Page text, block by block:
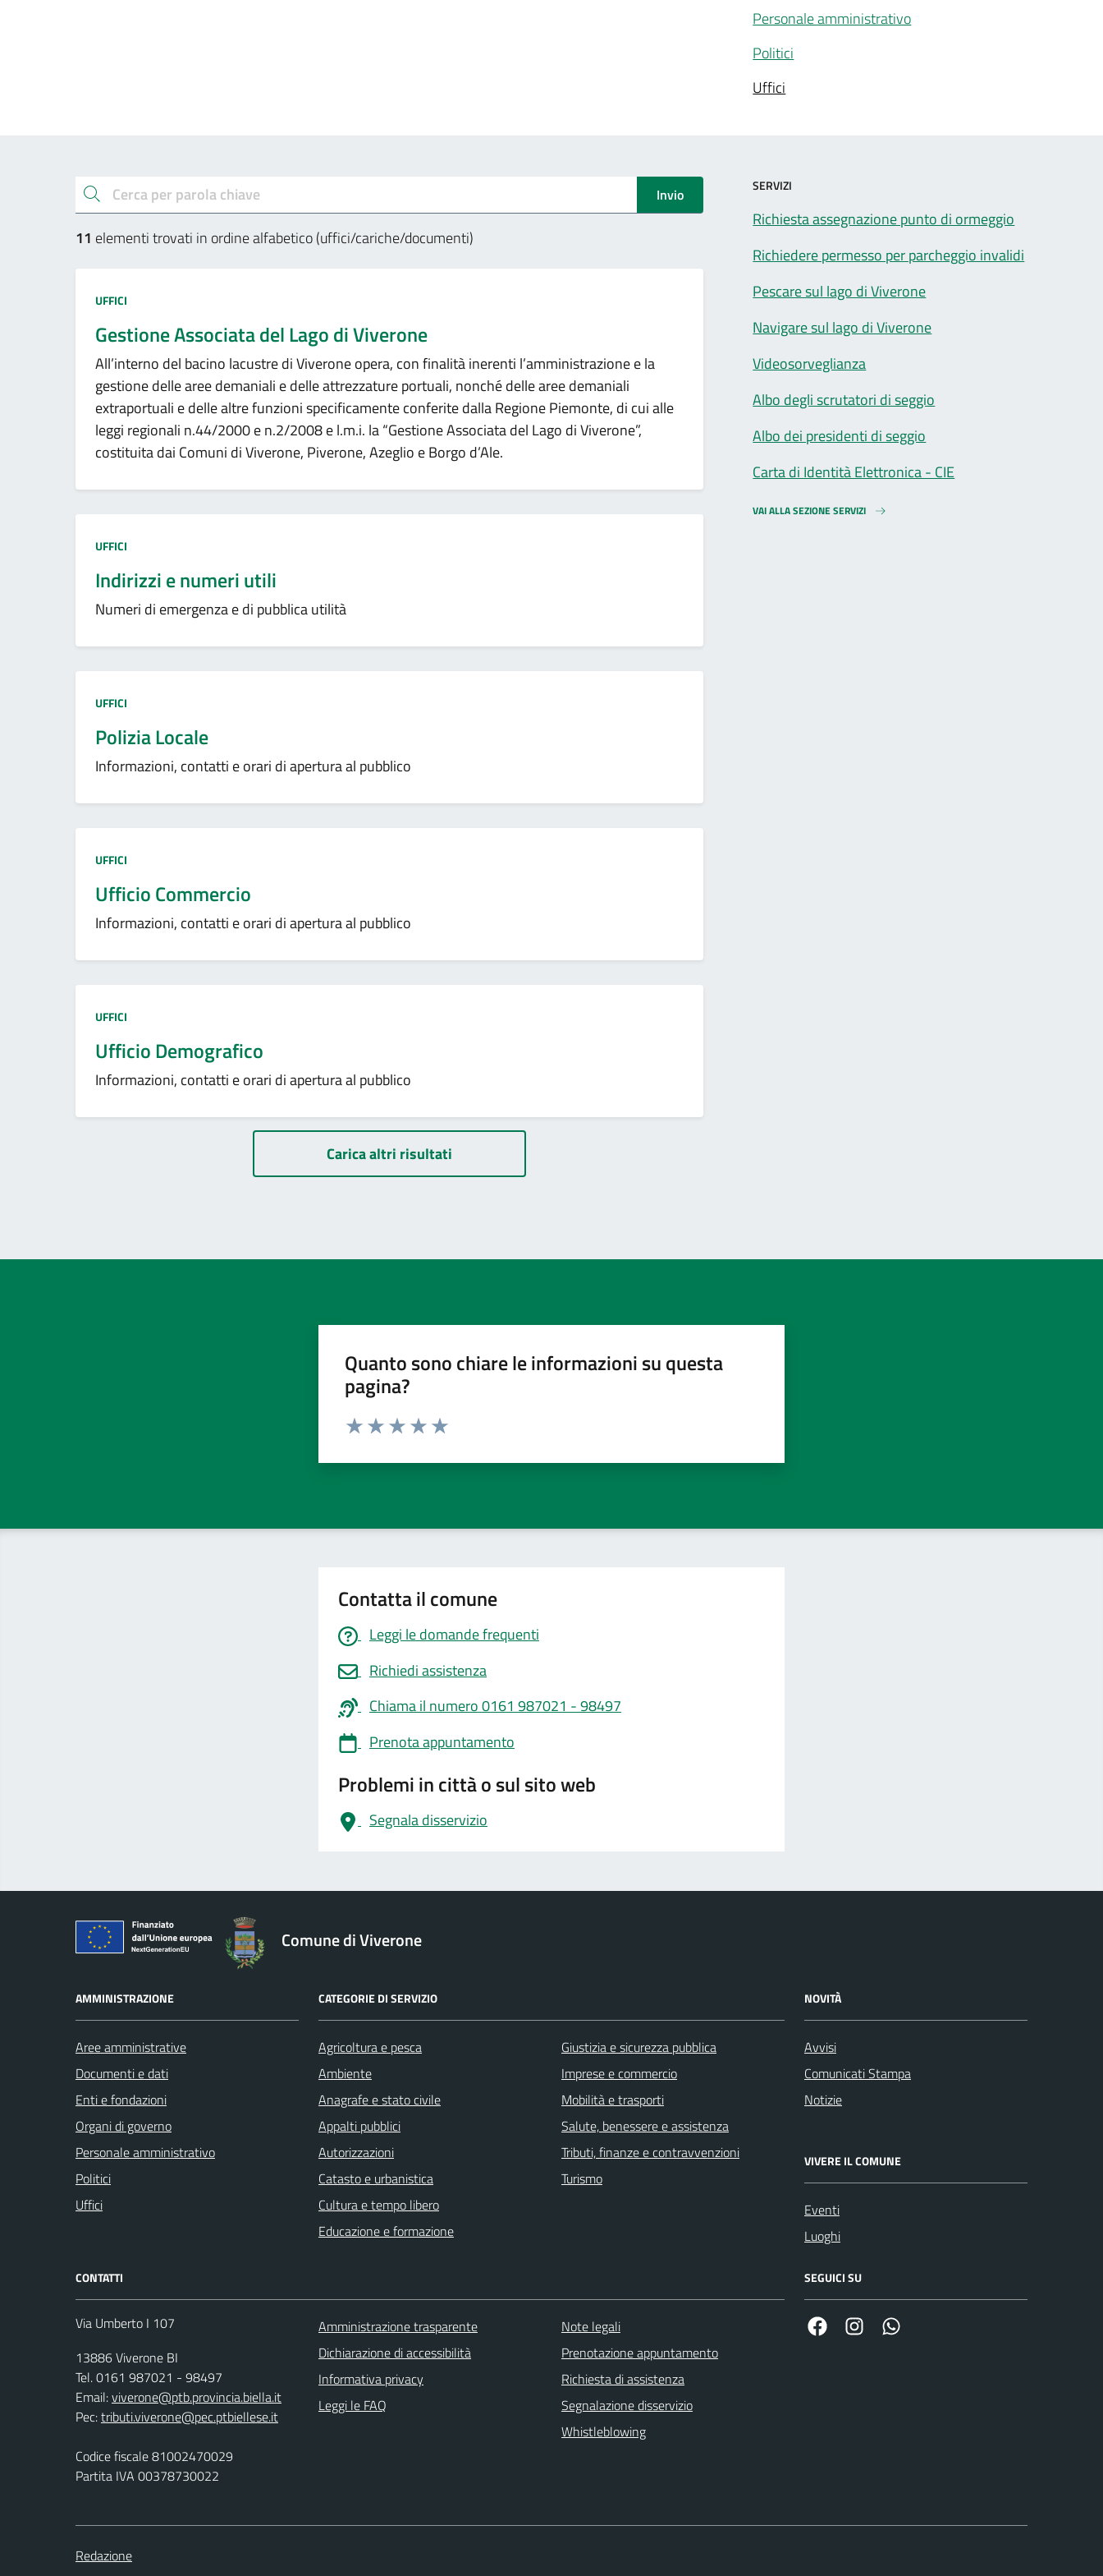
Personale amministrativo
Politici
Uffici
Esplora gli uffici e aree
cerca Invio
11 elementi trovati in ordine alfabetico (uffici/cariche/documenti)
Tipo amministrazione:
UFFICI
Gestione Associata del Lago di Viverone
All’interno del bacino lacustre di Viverone opera, con finalità inerenti l’amministrazione e la
gestione delle aree demaniali e delle attrezzature portuali, nonché delle aree demaniali
extraportuali e delle altre funzioni specificamente conferite dalla Regione Piemonte, di cui alle
leggi regionali n.44/2000 e n.2/2008 e l.m.i. la “Gestione Associata del Lago di Viverone”,
costituita dai Comuni di Viverone, Piverone, Azeglio e Borgo d’Ale.
Tipo amministrazione:
UFFICI
Indirizzi e numeri utili
Numeri di emergenza e di pubblica utilità
Tipo amministrazione:
UFFICI
Polizia Locale
Informazioni, contatti e orari di apertura al pubblico
Tipo amministrazione:
UFFICI
Ufficio Commercio
Informazioni, contatti e orari di apertura al pubblico
Tipo amministrazione:
UFFICI
Ufficio Demografico
Informazioni, contatti e orari di apertura al pubblico
PaginazioneCarica altri risultati
SERVIZI
Richiesta assegnazione punto di ormeggio
Richiedere permesso per parcheggio invalidi
Pescare sul lago di Viverone
Navigare sul lago di Viverone
Videosorveglianza
Albo degli scrutatori di seggio
Albo dei presidenti di seggio
Carta di Identità Elettronica - CIE
VAI ALLA SEZIONE SERVIZI
Quanto sono chiare le informazioni su questa
pagina?
Valuta da 1 a 5 stelle la pagina
Contatta il comune
Leggi le domande frequenti
Richiedi assistenza
Chiama il numero 0161 987021 - 98497
Prenota appuntamento
Problemi in città o sul sito web
Segnala disservizio
logo Unione Europea
Comune di Viverone
AMMINISTRAZIONE
Aree amministrative
Documenti e dati
Enti e fondazioni
Organi di governo
Personale amministrativo
Politici
Uffici
CATEGORIE DI SERVIZIO
Agricoltura e pesca
Ambiente
Anagrafe e stato civile
Appalti pubblici
Autorizzazioni
Catasto e urbanistica
Cultura e tempo libero
Educazione e formazione
Giustizia e sicurezza pubblica
Imprese e commercio
Mobilità e trasporti
Salute, benessere e assistenza
Tributi, finanze e contravvenzioni
Turismo
NOVITÀ
Avvisi
Comunicati Stampa
Notizie
VIVERE IL COMUNE
Eventi
Luoghi
CONTATTI
Via Umberto I 107
13886 Viverone BI
Tel. 0161 987021 - 98497
Email:viverone@ptb.provincia.biella.it
Pec:tributi.viverone@pec.ptbiellese.it
Codice fiscale 81002470029
Partita IVA 00378730022
Amministrazione trasparente
Dichiarazione di accessibilità
Informativa privacy
Leggi le FAQ
Note legali
Prenotazione appuntamento
Richiesta di assistenza
Segnalazione disservizio
Whistleblowing
SEGUICI SU
Facebook Link Instagram
Redazione